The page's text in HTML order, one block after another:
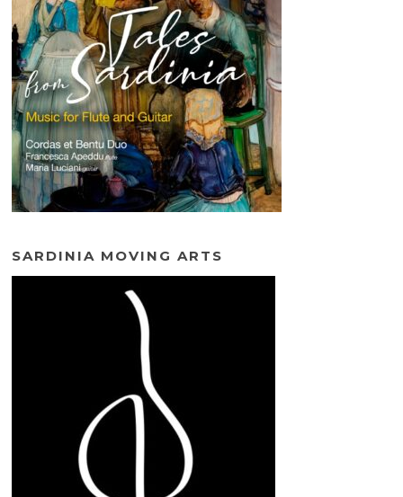
SARDINIA MOVING ARTS